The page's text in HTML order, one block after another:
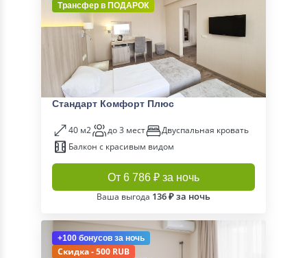
Трансфер в ПОДАРОК
Стандарт Комфорт Плюс
40 м2 до 3 мест
Двуспальная кровать
Балкон с красивым видом
От 6 786 ₽ за ночь
Ваша выгода 136 ₽ за ночь
+100 бонусов за ночь
Скидка - 500 RUB